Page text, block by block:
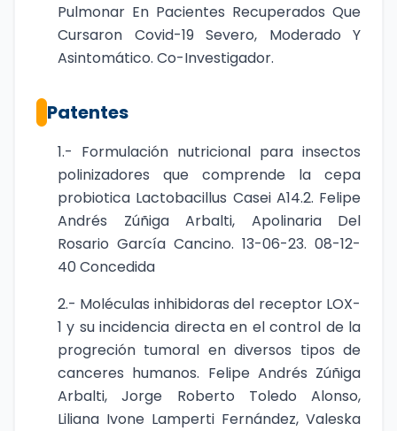
Pulmonar En Pacientes Recuperados Que
Cursaron Covid-19 Severo, Moderado Y
Asintomático. Co-Investigador.
Patentes
1.- Formulación nutricional para insectos
polinizadores que comprende la cepa
probiotica Lactobacillus Casei A14.2. Felipe
Andrés Zúñiga Arbalti, Apolinaria Del
Rosario García Cancino. 13-06-23. 08-12-
40 Concedida
2.- Moléculas inhibidoras del receptor LOX-
1 y su incidencia directa en el control de la
progreción tumoral en diversos tipos de
canceres humanos. Felipe Andrés Zúñiga
Arbalti, Jorge Roberto Toledo Alonso,
Liliana Ivone Lamperti Fernández, Valeska